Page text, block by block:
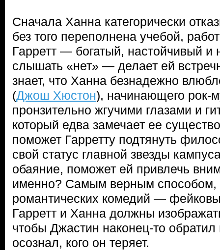
Сначала Ханна категорически
без того переполнена учебой,
Гарретт — богатый, настойчивый
слышать «нет» — делает ей
знает, что Ханна безнадежно
(Джош Хюстон), начинающего рок-
пронзительно жгучими глазами и
который едва замечает ее
поможет Гарретту подтянуть
свой статус главной звезды
обаяние, поможет ей привлечь
именно? Самым верным способом,
романтических комедий —
Гарретт и Ханна должны
чтобы Джастин наконец-то
осознал, кого он теряет.